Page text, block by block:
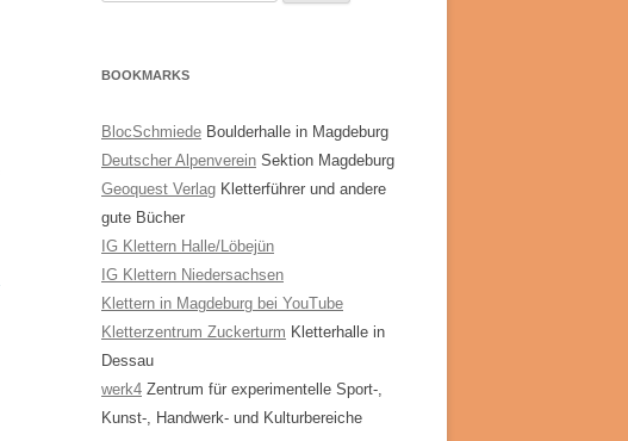
BOOKMARKS
BlocSchmiede Boulderhalle in Magdeburg
Deutscher Alpenverein Sektion Magdeburg
Geoquest Verlag Kletterführer und andere
gute Bücher
IG Klettern Halle/Löbejün
IG Klettern Niedersachsen
Klettern in Magdeburg bei YouTube
Kletterzentrum Zuckerturm Kletterhalle in
Dessau
werk4 Zentrum für experimentelle Sport-,
Kunst-, Handwerk- und Kulturbereiche